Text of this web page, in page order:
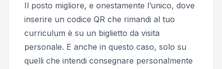
Il posto migliore, e onestamente l’unico, dove
inserire un codice QR che rimandi al tuo
curriculum è su un biglietto da visita
personale. E anche in questo caso, solo su
quelli che intendi consegnare personalmente